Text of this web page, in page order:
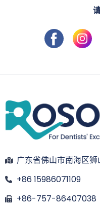
广东省佛山市南海区
+86 15986071109
+86-757-86407038